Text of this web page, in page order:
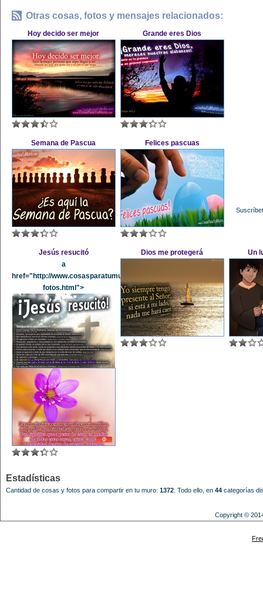
Otras cosas, fotos y mensajes relacionados:
Hoy decido ser mejor Grande eres Dios
Semana de Pascua Felices pascuas
Jesús resucitó
a
href="http://www.cosasparatumuro.com/jesus_resucito-
fotos.html">
Dios me protegerá Un
Paz en Cristo Jesús
Estadísticas
Cantidad de cosas y fotos para compartir en tu muro: 1372 Todo ello, en 44 categorías
Copyright ©